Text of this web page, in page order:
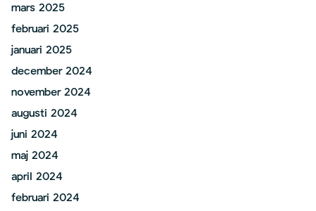
mars 2025
februari 2025
januari 2025
december 2024
november 2024
augusti 2024
juni 2024
maj 2024
april 2024
februari 2024